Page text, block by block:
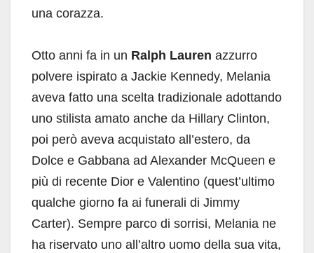
una corazza.
Otto anni fa in un Ralph Lauren azzurro
polvere ispirato a Jackie Kennedy, Melania
aveva fatto una scelta tradizionale adottando
uno stilista amato anche da Hillary Clinton,
poi però aveva acquistato all’estero, da
Dolce e Gabbana ad Alexander McQueen e
più di recente Dior e Valentino (quest’ultimo
qualche giorno fa ai funerali di Jimmy
Carter). Sempre parco di sorrisi, Melania ne
ha riservato uno all’altro uomo della sua vita,